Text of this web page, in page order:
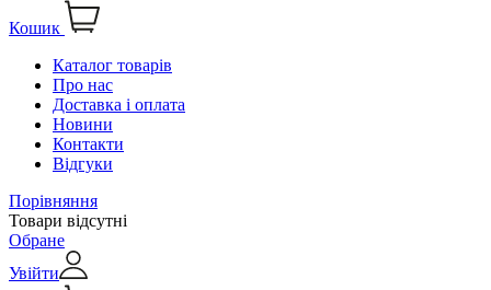
Кошик
Каталог товарів
Про нас
Доставка і оплата
Новини
Контакти
Відгуки
Порівняння
Товари відсутні
Обране
Увійти